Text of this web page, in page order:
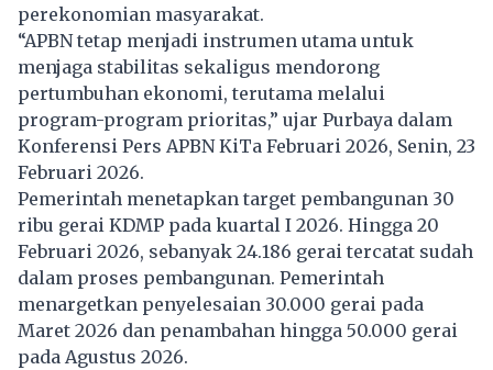
perekonomian masyarakat.
“APBN tetap menjadi instrumen utama untuk
menjaga stabilitas sekaligus mendorong
pertumbuhan ekonomi, terutama melalui
program-program prioritas,” ujar Purbaya dalam
Konferensi Pers APBN KiTa Februari 2026, Senin, 23
Februari 2026.
Pemerintah menetapkan target pembangunan 30
ribu gerai KDMP pada kuartal I 2026. Hingga 20
Februari 2026, sebanyak 24.186 gerai tercatat sudah
dalam proses pembangunan. Pemerintah
menargetkan penyelesaian 30.000 gerai pada
Maret 2026 dan penambahan hingga 50.000 gerai
pada Agustus 2026.